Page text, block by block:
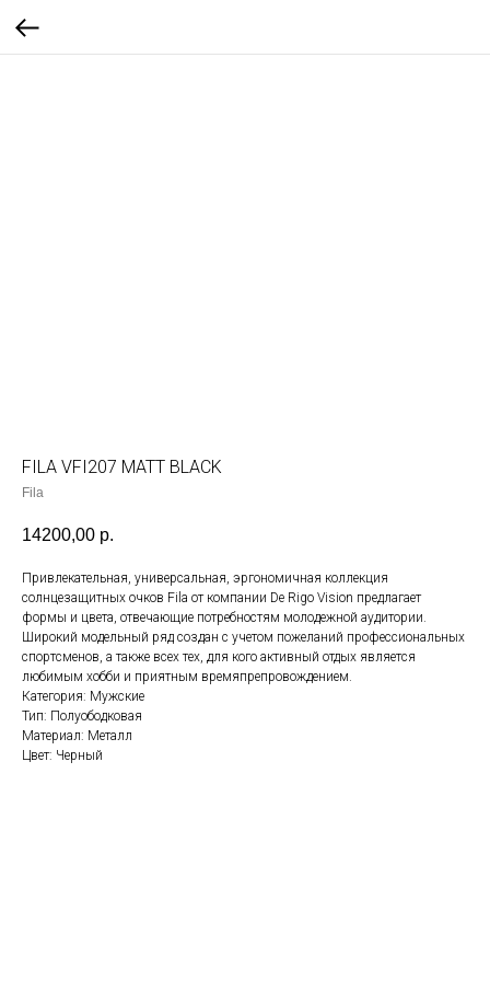
FILA VFI207 MATT BLACK
Fila
14200,00 р.
Привлекательная, универсальная, эргономичная коллекция
солнцезащитных очков Fila от компании De Rigo Vision предлагает
формы и цвета, отвечающие потребностям молодежной аудитории.
Широкий модельный ряд создан с учетом пожеланий профессиональных
спортсменов, а также всех тех, для кого активный отдых является
любимым хобби и приятным времяпрепровождением.
Категория: Мужские
Тип: Полуободковая
Материал: Металл
Цвет: Черный